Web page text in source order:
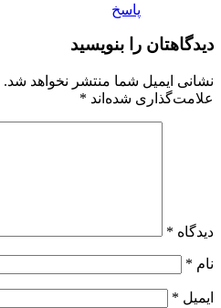
پاسخ
دیدگاهتان را بنویسید
نشانی ایمیل شما منتشر نخواهد شد.
علامت‌گذاری شده‌اند *
دیدگاه *
نام *
ایمیل *